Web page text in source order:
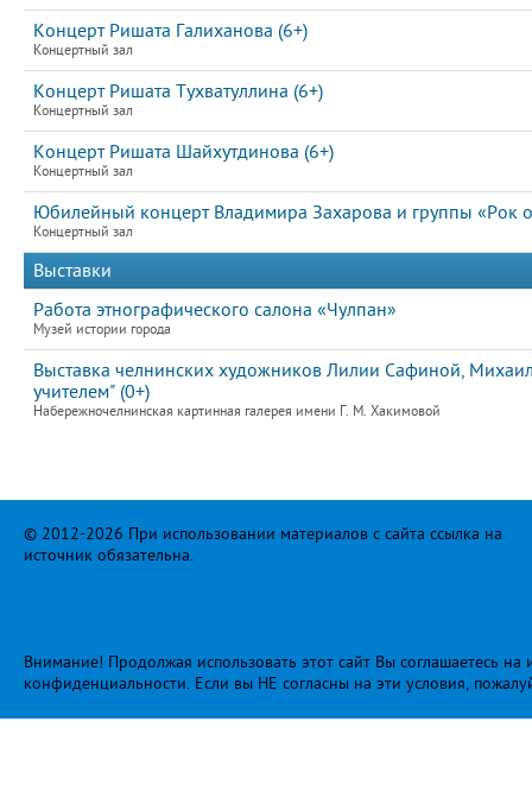
Концерт Ришата Галиханова (6+)
Концертный зал
Концерт Ришата Тухватуллина (6+)
Концертный зал
Концерт Ришата Шайхутдинова (6+)
Концертный зал
Юбилейный концерт Владимира Захарова и группы «Рок
Концертный зал
Выставки
Работа этнографического салона «Чулпан»
Музей истории города
Выставка челнинских художников Лилии Сафиной,
учителем" (0+)
Набережночелнинская картинная галерея имени Г. М. Хакимовой
© 2012-2026 При использовании материалов с сайта ссылка на
источник обязательна.
Внимание! Продолжая использовать этот сайт Вы соглашаетесь
конфиденциальности. Если вы НЕ согласны на эти условия,